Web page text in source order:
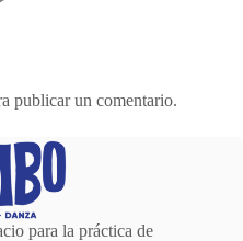
publicar un comentario.
para la práctica de